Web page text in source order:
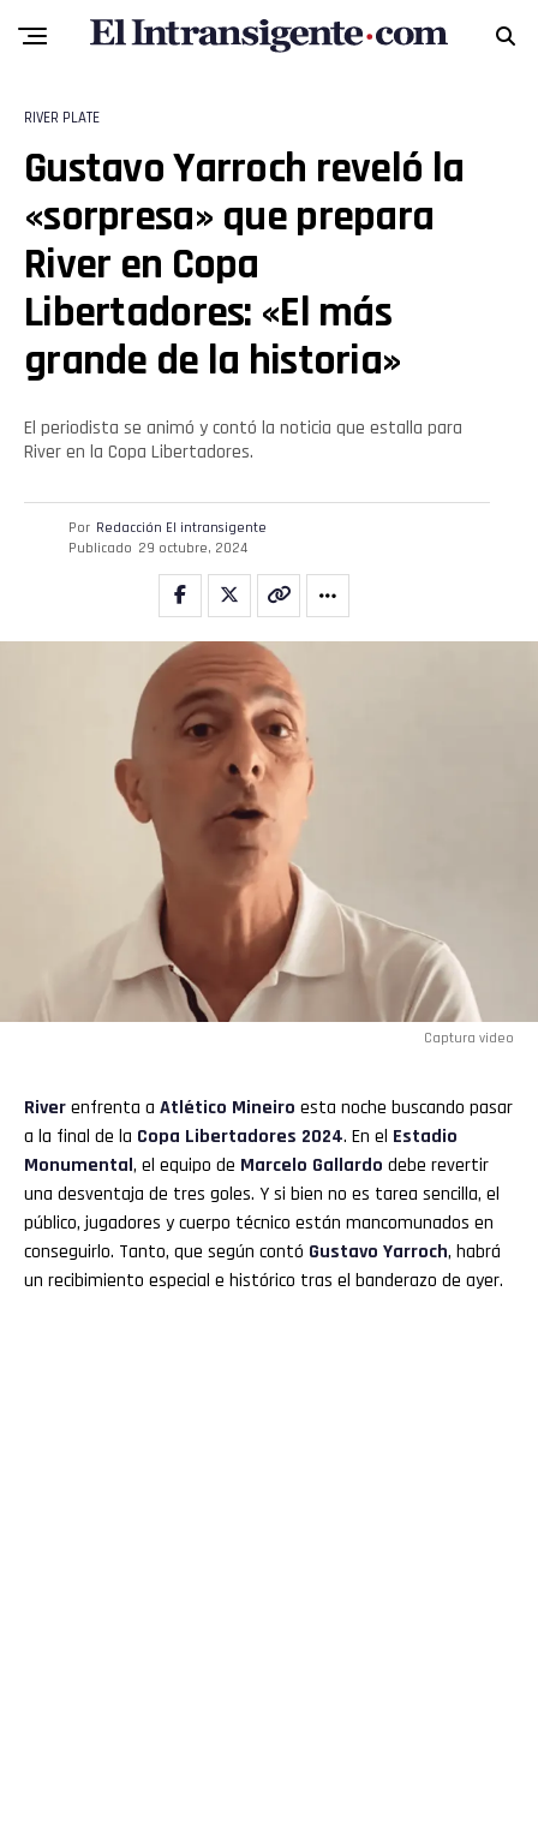
RIVER PLATE
Gustavo Yarroch reveló la
«sorpresa» que prepara
River en Copa
Libertadores: «El más
grande de la historia»
El periodista se animó y contó la noticia que estalla para
River en la Copa Libertadores.
Por Redacción El intransigente
Publicado 29 octubre, 2024
Captura video
Riverenfrenta a Atlético Mineiro esta noche buscando pasar
a la final de la Copa Libertadores 2024. En el Estadio
Monumental, el equipo de Marcelo Gallardo debe revertir
una desventaja de tres goles. Y si bien no es tarea sencilla, el
público, jugadores y cuerpo técnico están mancomunados en
conseguirlo. Tanto, que según contó Gustavo Yarroch, habrá
un recibimiento especial e histórico tras el banderazo de ayer.